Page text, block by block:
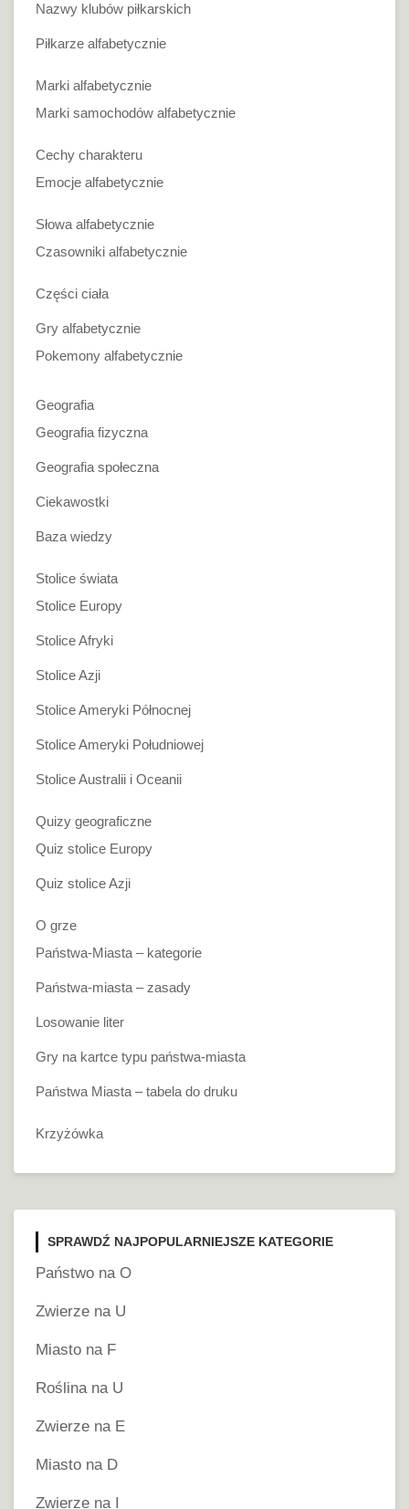
Nazwy klubów piłkarskich
Piłkarze alfabetycznie
Marki alfabetycznie
Marki samochodów alfabetycznie
Cechy charakteru
Emocje alfabetycznie
Słowa alfabetycznie
Czasowniki alfabetycznie
Części ciała
Gry alfabetycznie
Pokemony alfabetycznie
Geografia
Geografia fizyczna
Geografia społeczna
Ciekawostki
Baza wiedzy
Stolice świata
Stolice Europy
Stolice Afryki
Stolice Azji
Stolice Ameryki Północnej
Stolice Ameryki Południowej
Stolice Australii i Oceanii
Quizy geograficzne
Quiz stolice Europy
Quiz stolice Azji
O grze
Państwa-Miasta – kategorie
Państwa-miasta – zasady
Losowanie liter
Gry na kartce typu państwa-miasta
Państwa Miasta – tabela do druku
Krzyżówka
SPRAWDŹ NAJPOPULARNIEJSZE KATEGORIE
Państwo na O
Zwierze na U
Miasto na F
Roślina na U
Zwierze na E
Miasto na D
Zwierze na I